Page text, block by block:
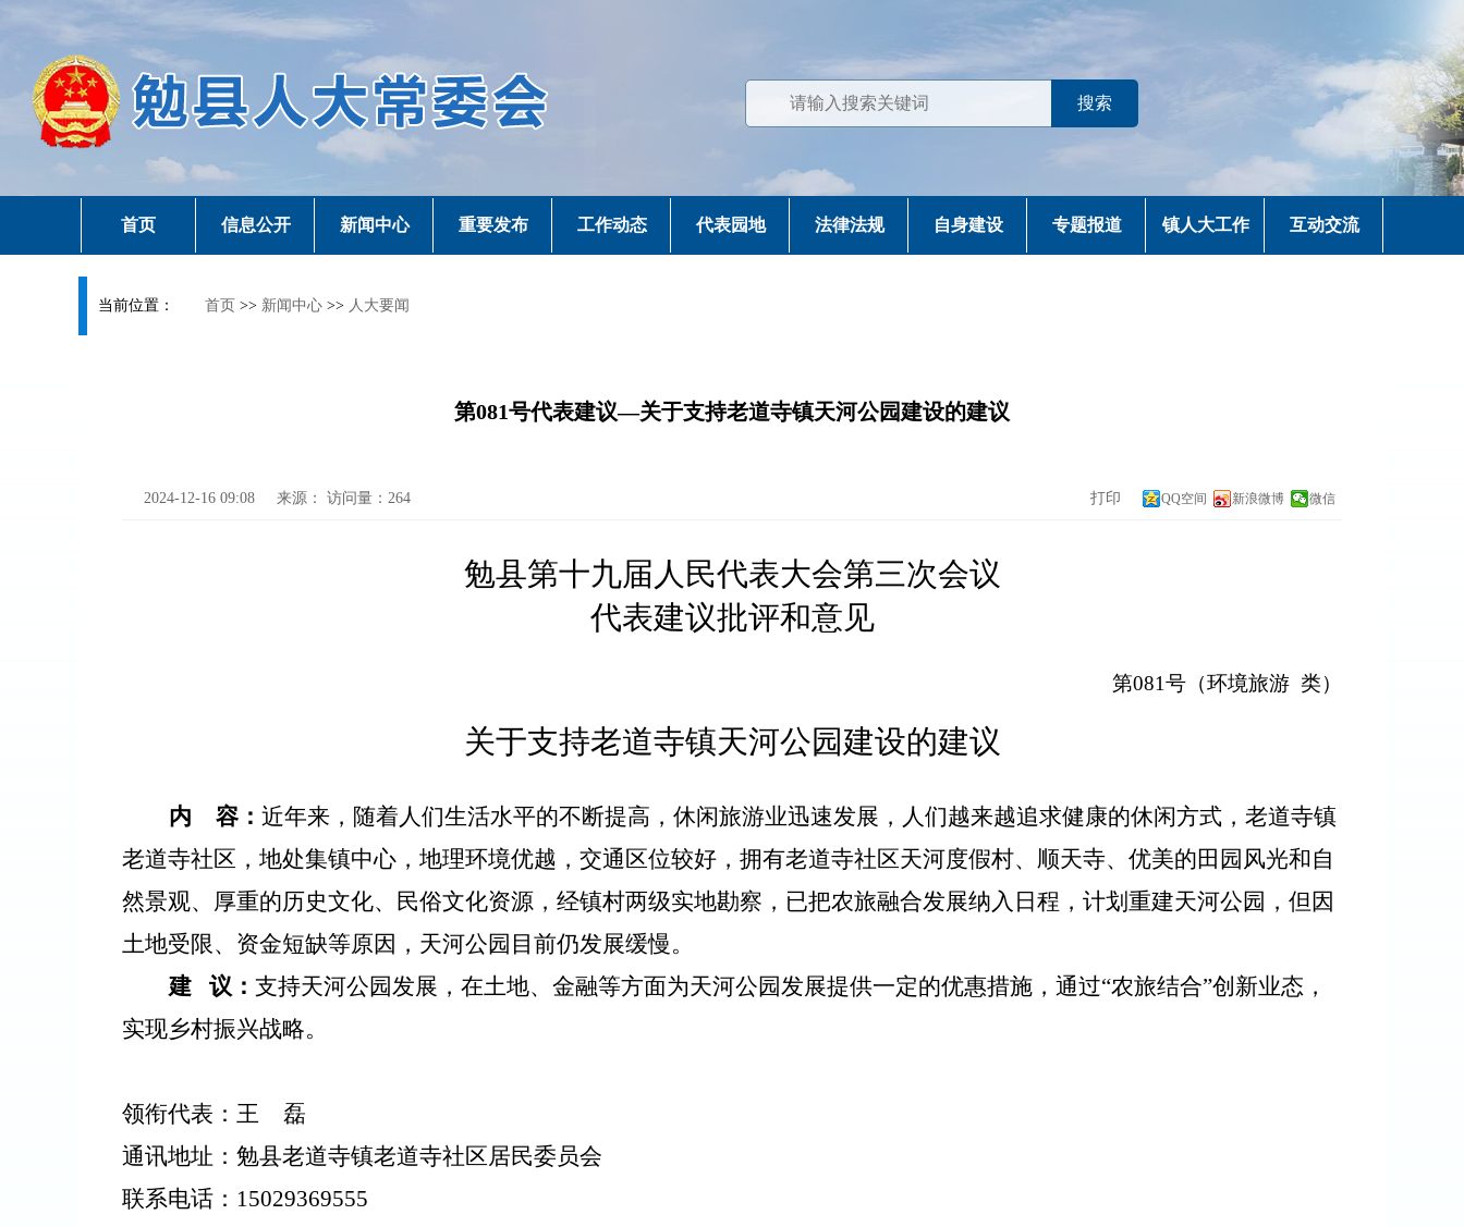
首页 信息公开 新闻中心 重要发布 工作动态 代表园地 法律法规 自身建设 专题报道 镇人大工作 互动交流
当前位置： 首页 >> 新闻中心 >> 人大要闻
第081号代表建议—关于支持老道寺镇天河公园建设的建议
2024-12-16 09:08 来源： 访问量： 264 打印 QQ空间 新浪微博 微信
勉县第十九届人民代表大会第三次会议
代表建议批评和意见
第081号（环境旅游 类）
关于支持老道寺镇天河公园建设的建议
内 容： 近年来，随着人们生活水平的不断提高，休闲旅游业迅速发展，人们越来越追求健康的休闲方式，老道寺镇
老道寺社区，地处集镇中心，地理环境优越，交通区位较好，拥有老道寺社区天河度假村、顺天寺、优美的田园风光和自
然景观、厚重的历史文化、民俗文化资源，经镇村两级实地勘察，已把农旅融合发展纳入日程，计划重建天河公园，但因
土地受限、资金短缺等原因，天河公园目前仍发展缓慢。
建
议： 支持天河公园发展，在土地、金融等方面为天河公园发展提供一定的优惠措施，通过“农旅结合”创新业态，
实现乡村振兴战略。
领衔代表： 王
磊
通讯地址： 勉县老道寺镇老道寺社区居民委员会
联系电话： 15029369555